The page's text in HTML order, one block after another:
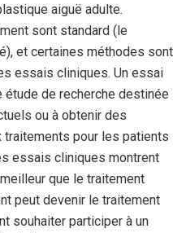
aiguë adulte.
sont standard (le
et certaines méthodes sont
essais cliniques. Un essai
de recherche destinée
ou à obtenir des
traitements pour les patients
essais cliniques montrent
que le traitement
peut devenir le traitement
souhaiter participer à un